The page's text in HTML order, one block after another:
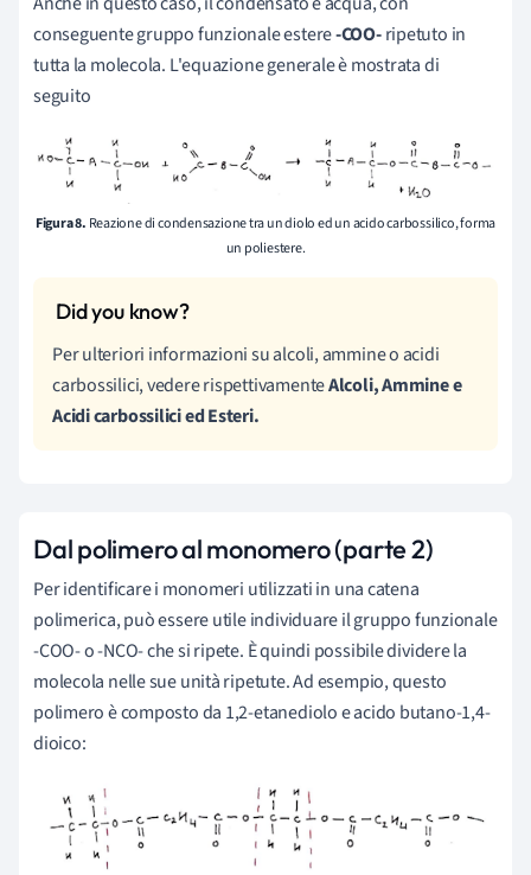
conseguente gruppo funzionale estere-COO-ripetuto in
tutta la molecola. L'equazione generale è mostrata di
seguito
Figura 8. Reazione di condensazione tra un diolo ed un acido carbossilico, forma
un poliestere.
Per ulteriori informazioni su alcoli, ammine o acidi
carbossilici, vedere rispettivamenteAlcoli, Ammine e
Acidi carbossilici ed Esteri.
Dal polimero al monomero (parte 2)
Per identificare i monomeri utilizzati in una catena
polimerica, può essere utile individuare il gruppo funzionale
-COO- o -NCO- che si ripete. È quindi possibile dividere la
molecola nelle sue unità ripetute. Ad esempio, questo
polimero è composto da 1,2-etanediolo e acido butano-1,4-
dioico: